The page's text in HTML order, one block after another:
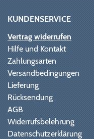
KUNDENSERVICE
Vertrag widerrufen
Hilfe und Kontakt
Zahlungsarten
Versandbedingungen
Lieferung
Rücksendung
AGB
Widerrufsbelehrung
Datenschutzerklärung